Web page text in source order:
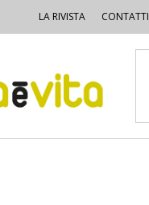
LA RIVISTA CONTATTI